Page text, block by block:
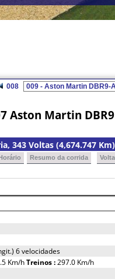
008
Aston Martin
343 Voltas (4,674.747
Resumo da corrida
6 velocidades
Km/hTreinos :297.0 Km/h